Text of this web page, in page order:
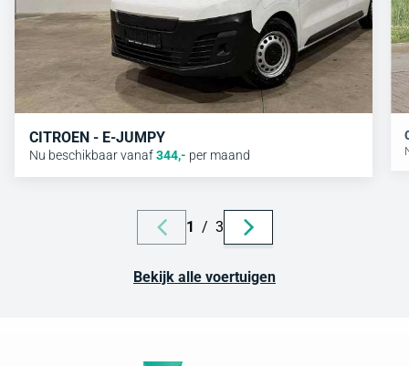
CITROEN - E-JUMPY
Nu beschikbaar vanaf344,- per maand
1 / 3
Bekijk alle voertuigen